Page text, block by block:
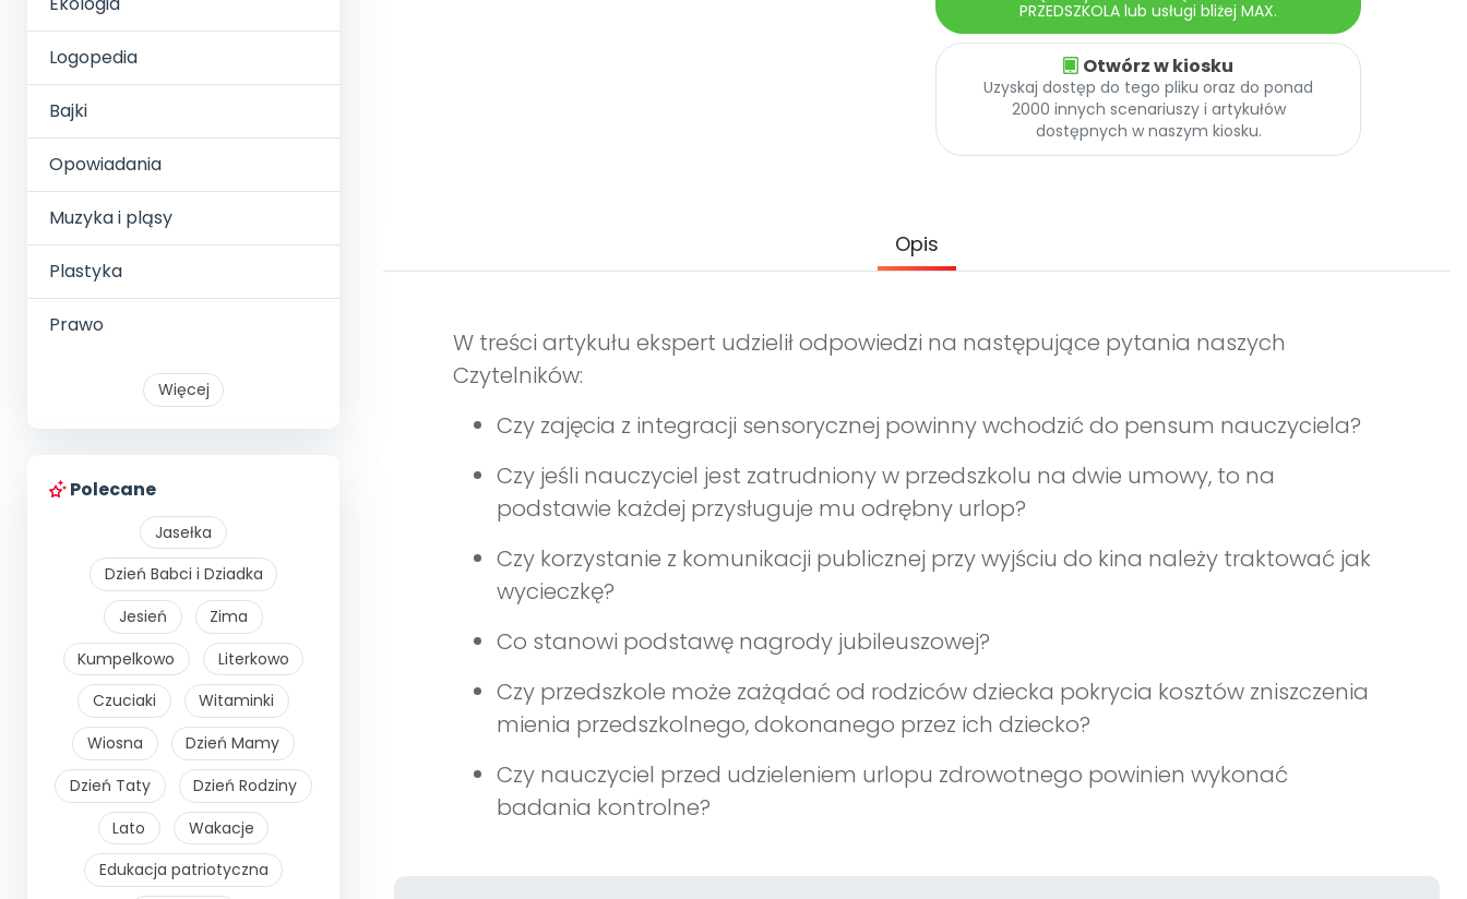
Logopedia
Bajki
Opowiadania
Muzyka i pląsy
Plastyka
Prawo
Więcej
Polecane
Jasełka
Dzień Babci i Dziadka
Jesień
Zima
Kumpelkowo
Literkowo
Czuciaki
Witaminki
Wiosna
Dzień Mamy
Dzień Taty
Dzień Rodziny
Lato
Wakacje
Edukacja patriotyczna
PRZEDSZKOLA lub usługi bliżej MAX.
Otwórz w kiosku
Uzyskaj dostęp do tego pliku oraz do ponad
2000 innych scenariuszy i artykułów
dostępnych w naszym kiosku.
Opis
W treści artykułu ekspert udzielił odpowiedzi na następujące pytania naszych
Czytelników:
Czy zajęcia z integracji sensorycznej powinny wchodzić do pensum nauczyciela?
Czy jeśli nauczyciel jest zatrudniony w przedszkolu na dwie umowy, to na
podstawie każdej przysługuje mu odrębny urlop?
Czy korzystanie z komunikacji publicznej przy wyjściu do kina należy traktować jak
wycieczkę?
Co stanowi podstawę nagrody jubileuszowej?
Czy przedszkole może zażądać od rodziców dziecka pokrycia kosztów zniszczenia
mienia przedszkolnego, dokonanego przez ich dziecko?
Czy nauczyciel przed udzieleniem urlopu zdrowotnego powinien wykonać
badania kontrolne?